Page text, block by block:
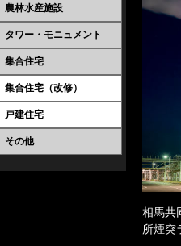
農林水産施設
タワー・モニュメント
集合住宅
集合住宅（改修）
戸建住宅
その他
相馬共
所煙突